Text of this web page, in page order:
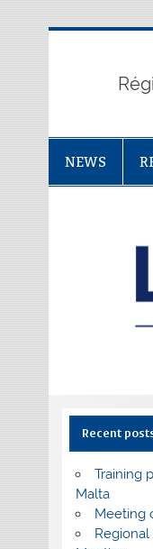
NEWS
Recent
Training
Malta
Meeting